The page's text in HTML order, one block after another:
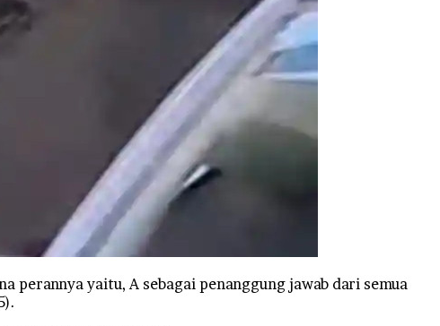
perannya yaitu, A sebagai penanggung jawab dari semua